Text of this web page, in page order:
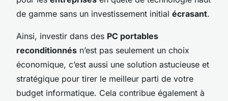
de gamme sans un investissement initial écrasant.
Ainsi, investir dans des PC portables
reconditionnés n’est pas seulement un choix
économique, c’est aussi une solution astucieuse et
stratégique pour tirer le meilleur parti de votre
budget informatique. Cela contribue également à